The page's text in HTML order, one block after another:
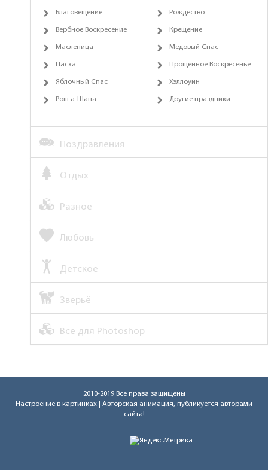
Благовещение Рождество
Вербное Воскресение Крещение
Масленица Медовый Спас
Пасха Прощенное Воскресенье
Яблочный Спас Хэллоуин
Рош а-Шана Другие праздники
Поздравления
Отдых
Разное
Любовь
Детское
Зверьё
Все для Photoshop
2010-2019 Все права защищены
Настроение в картинках | Авторская анимация, публикуется авторами
сайта!